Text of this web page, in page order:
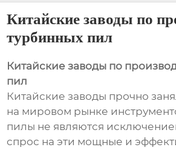
Китайские заводы по
турбинных пил
Китайские заводы по
пил
Китайские заводы прочно
на мировом рынке
пилы не являются
спрос на эти мощные и